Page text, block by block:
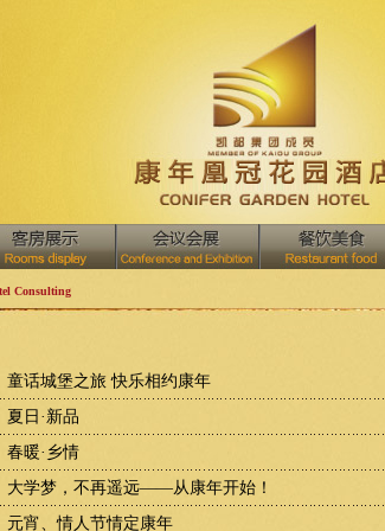
Consulting
童话城堡之旅 快乐相约康年
夏日·新品
春暖·乡情
大学梦，不再遥远——从康年开始！
元宵、情人节情定康年